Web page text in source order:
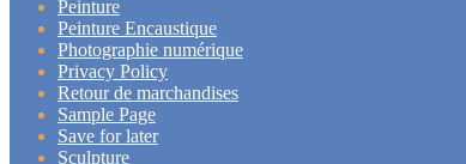
Peinture
Peinture Encaustique
Photographie numérique
Privacy Policy
Retour de marchandises
Sample Page
Save for later
Sculpture